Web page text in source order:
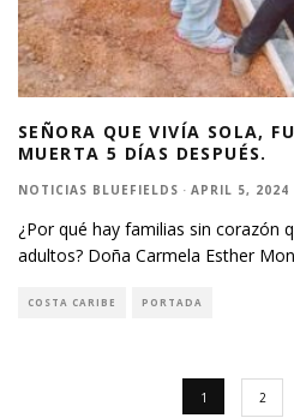
SEÑORA QUE VIVÍA SOLA,
MUERTA 5 DÍAS DESPUÉS.
NOTICIAS BLUEFIELDS · APRIL 5, 2024
¿Por qué hay familias sin corazón
adultos? Doña Carmela Esther
COSTA CARIBE PORTADA
1 2